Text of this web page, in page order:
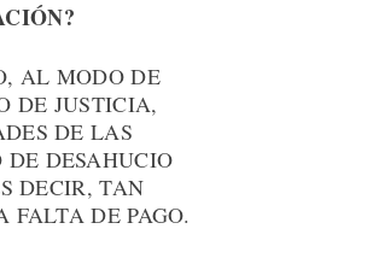
AL MODO DE
DE JUSTICIA,
DE LAS
DE DESAHUCIO
DECIR, TAN
FALTA DE PAGO.